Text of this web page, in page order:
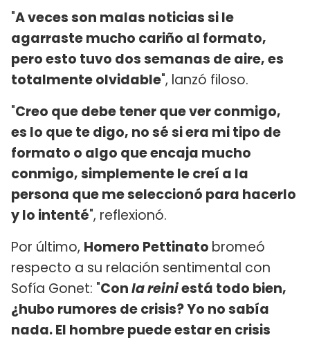
"A veces son malas noticias si le
agarraste mucho cariño al formato,
pero esto tuvo dos semanas de aire, es
totalmente olvidable", lanzó filoso.
"Creo que debe tener que ver conmigo,
es lo que te digo, no sé si era mi tipo de
formato o algo que encaja mucho
conmigo, simplemente le creí a la
persona que me seleccionó para hacerlo
y lo intenté", reflexionó.
Por último, Homero Pettinato bromeó
respecto a su relación sentimental con
Sofía Gonet: "Conla reiniestá todo bien,
¿hubo rumores de crisis? Yo no sabía
nada. El hombre puede estar en crisis